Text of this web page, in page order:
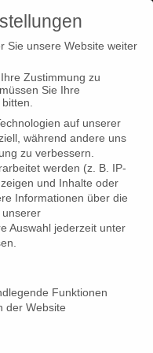
Screening MADIBA on
on
Höfe Cinema
away. In remembrance,
– Das Vermächtnis
Sie unsere Website weiter
Zustimmung zu
Sie Ihre
auf unserer
während andere uns
zu verbessern.
werden (z. B. IP-
und Inhalte oder
Informationen über die
unserer
Auswahl jederzeit unter
Funktionen
der Website